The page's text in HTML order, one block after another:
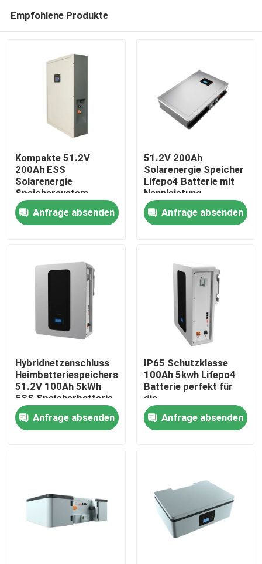
Startseite
Produkte
Über uns
Fabrik Tour
Qualitätskontrolle
Alle Fälle
Empfohlene Produkte
Kompakte 51.2V
200Ah ESS
Solarenergie
Speichersystem
Batterie für optimale
Leistung
Anfrage absenden
51.2V 200Ah
Solarenergie Speicher
Lifepo4 Batterie mit
Nennleistung
10,24KWh 95%DOD
Anfrage absenden
Hybridnetzanschluss
Heimbatteriespeichersystem
51.2V 100Ah 5kWh
ESS Speicherbatterie
Anfrage absenden
IP65 Schutzklasse
100Ah 5kwh Lifepo4
Batterie perfekt für
die
Energiespeicherung
Batterie ESS
Anfrage absenden